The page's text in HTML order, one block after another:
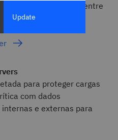
sem dificuldade entre
para proteger cargas
com dados
e externas para
Update